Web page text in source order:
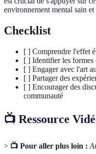
environnement mental sain
Checklist
[ ] Comprendre l'effet
[ ] Identifier les formes
[ ] Engager avec l'art
[ ] Partager des
[ ] Encourager des
communauté
📺 Ressource
> 📺 Pour aller plus loin :